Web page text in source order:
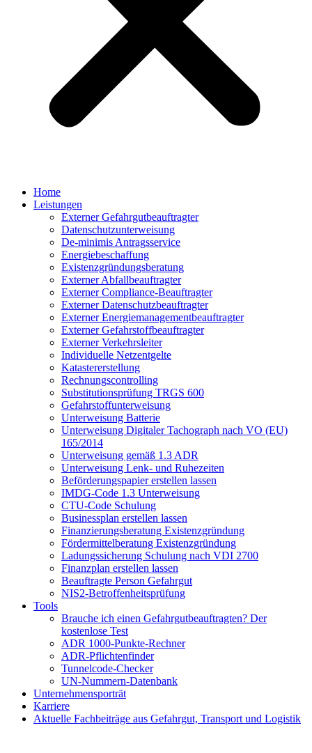
Home
Leistungen
Externer Gefahrgutbeauftragter
Datenschutzunterweisung
De-minimis Antragsservice
Energiebeschaffung
Existenzgründungsberatung
Externer Abfallbeauftragter
Externer Compliance-Beauftragter
Externer Datenschutzbeauftragter
Externer Energiemanagementbeauftragter
Externer Gefahrstoffbeauftragter
Externer Verkehrsleiter
Individuelle Netzentgelte
Katastererstellung
Rechnungscontrolling
Substitutionsprüfung TRGS 600
Gefahrstoffunterweisung
Unterweisung Batterie
Unterweisung Digitaler Tachograph nach VO (EU)
165/2014
Unterweisung gemäß 1.3 ADR
Unterweisung Lenk- und Ruhezeiten
Beförderungspapier erstellen lassen
IMDG-Code 1.3 Unterweisung
CTU-Code Schulung
Businessplan erstellen lassen
Finanzierungsberatung Existenzgründung
Fördermittelberatung Existenzgründung
Ladungssicherung Schulung nach VDI 2700
Finanzplan erstellen lassen
Beauftragte Person Gefahrgut
NIS2-Betroffenheitsprüfung
Tools
Brauche ich einen Gefahrgutbeauftragten? Der
kostenlose Test
ADR 1000-Punkte-Rechner
ADR-Pflichtenfinder
Tunnelcode-Checker
UN-Nummern-Datenbank
Unternehmensporträt
Karriere
Aktuelle Fachbeiträge aus Gefahrgut, Transport und Logistik